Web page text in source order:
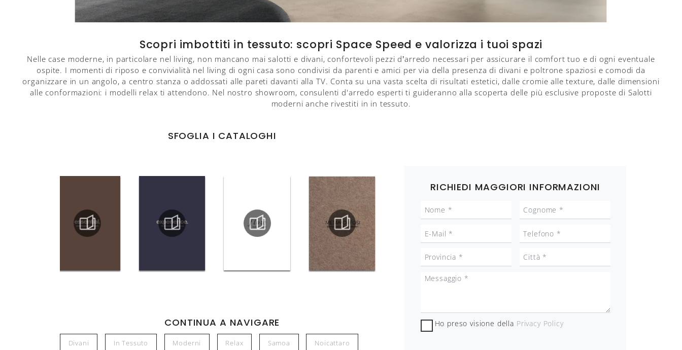
Scopri imbottiti in tessuto: scopri Space Speed e valorizza i tuoi spazi
Nelle case moderne, in particolare nel living, non mancano mai salotti e divani, confortevoli pezzi d’arredo necessari per assicurare il comfort tuo e di ogni eventuale
ospite. I momenti di riposo e convivialità nel living di ogni casa sono condivisi da parenti e amici per via della presenza di divani e poltrone spaziosi e comodi da
organizzare in un angolo, a centro stanza o addossati alle pareti davanti alla TV. Conta su una vasta scelta di risultati estetici, dalle cromie alle texture, dalle dimensioni
alle conformazioni: i modelli relax ti attendono. Nel nostro showroom, consulenti d'arredo esperti ti guideranno alla scoperta delle più esclusive proposte di Salotti
moderni anche rivestiti in in tessuto.
SFOGLIA I CATALOGHI
CONTINUA A NAVIGARE
Divani In Tessuto Moderni Relax Samoa Noicattaro
RICHIEDI MAGGIORI INFORMAZIONI
Ho preso visione della Privacy Policy